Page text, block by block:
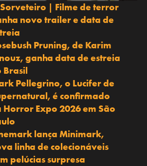
| Filme de terror
novo trailer e data de
Pruning, de Karim
ganha data de estreia
Brasil
Pellegrino, o Lucifer de
é confirmado
Horror Expo 2026 em São
lança Minimark,
linha de colecionáveis
pelúcias surpresa